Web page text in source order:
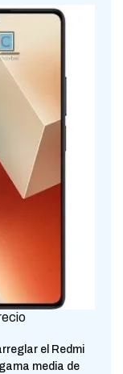
el Redmi
media de